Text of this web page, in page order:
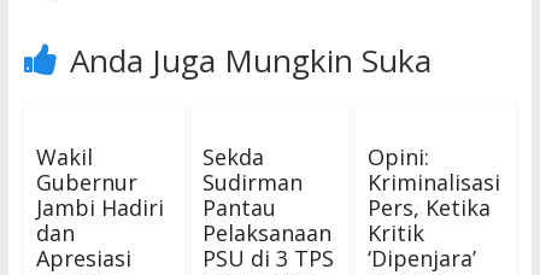
Anda Juga Mungkin Suka
Wakil
Gubernur
Jambi Hadiri
dan
Apresiasi
Sekda
Sudirman
Pantau
Pelaksanaan
PSU di 3 TPS
Opini:
Kriminalisasi
Pers, Ketika
Kritik
‘Dipenjara’